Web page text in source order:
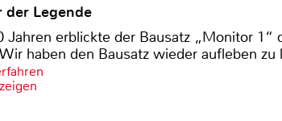
der Legende
Jahren erblickte der Bausatz „Monitor 1“
haben den Bausatz wieder aufleben zu